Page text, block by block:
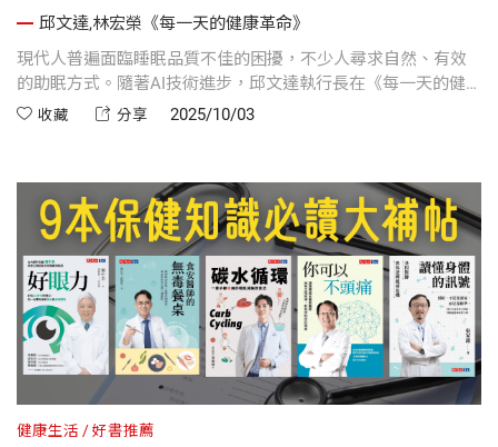
邱文達,林宏榮《每一天的健康革命》
現代人普遍面臨睡眠品質不佳的困擾，不少人尋求自然、有效
的助眠方式。隨著AI技術進步，邱文達執行長在《每一天的健
康革命》特別提到從穿戴式裝置到智慧應用程式，AI不僅能追
收藏 分享 2025/10/03
健康生活 好書推薦